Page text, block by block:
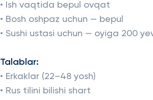
• Ish vaqtida bepul ovqat
• Bosh oshpaz uchun — bepul
• Sushi ustasi uchun — oyiga 200
Talablar:
• Erkaklar (22–48 yosh)
• Rus tilini bilishi shart